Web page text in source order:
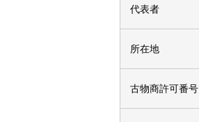
代表者
所在地
古物商許可番号